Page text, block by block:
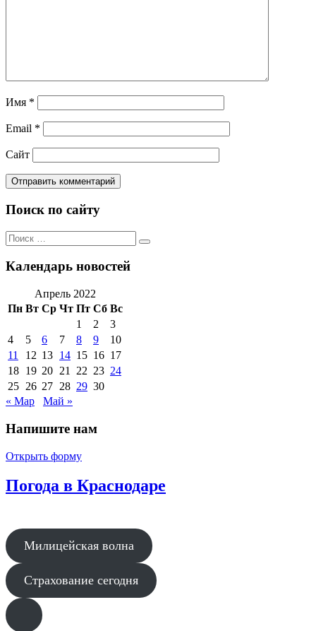
Имя *
Email *
Сайт
Поиск по сайту
Поиск
по:
Поиск
Календарь новостей
Апрель 2022
Пн Вт Ср Чт Пт Сб Вс
1
2
3
4
5 6 7 8 9
10
11
12 13 14 15 16 17
18 19 20 21 22 23 24
25 26 27 28 29 30
« Мар
Май »
Напишите нам
Открыть форму
Погода в Краснодаре
Милицейская волна
Страхование сегодня